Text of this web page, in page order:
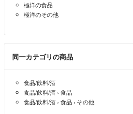
極洋の食品
極洋のその他
同一カテゴリの商品
食品/飲料/酒
食品/飲料/酒 › 食品
食品/飲料/酒 › 食品 › その他